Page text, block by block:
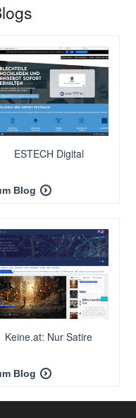
ESTECH Digital
Blog
Keine.at: Nur Satire
Blog